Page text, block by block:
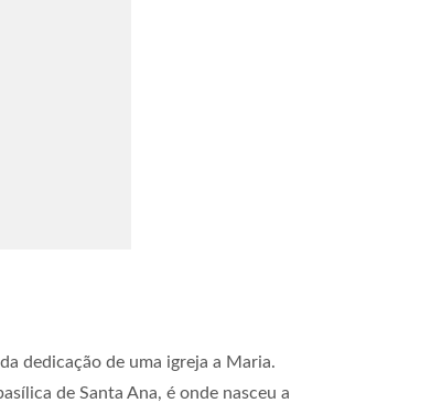
dedicação de uma igreja a Maria.
de Santa Ana, é onde nasceu a